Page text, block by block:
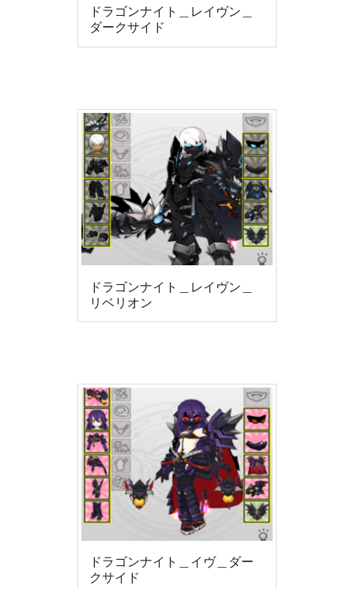
ドラゴンナイト＿レイヴン＿
ダークサイド
ドラゴンナイト＿レイヴン＿
リベリオン
ドラゴンナイト＿イヴ＿ダー
クサイド